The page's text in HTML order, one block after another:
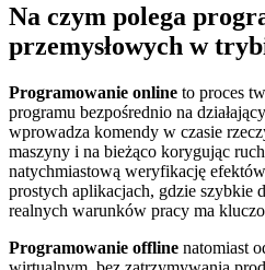
Na czym polega
przemysłowych w
Programowanie online to proces
programu bezpośrednio na
wprowadza komendy w czasie
maszyny i na bieżąco korygując
natychmiastową weryfikację
prostych aplikacjach, gdzie szybkie
realnych warunków pracy ma
Programowanie offline natomiast